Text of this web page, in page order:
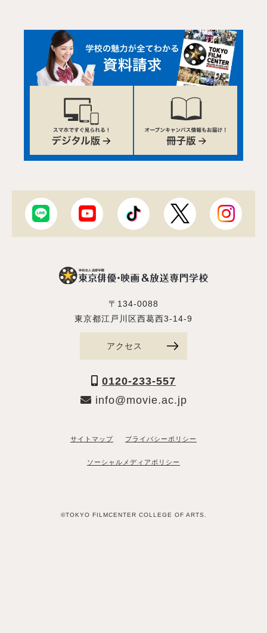
〒134-0088
東京都江戸川区西葛西3-14-9
アクセス
0120-233-557
info@movie.ac.jp
サイトマップ プライバシーポリシー
ソーシャルメディアポリシー
©TOKYO FILMCENTER COLLEGE OF ARTS.